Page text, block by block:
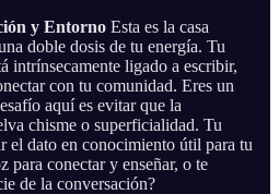
y Entorno Esta es la casa
doble dosis de tu energía. Tu
intrínsecamente ligado a escribir,
con tu comunidad. Eres un
aquí es evitar que la
chisme o superficialidad. Tu
el dato en conocimiento útil para tu
para conectar y enseñar, o te
de la conversación?